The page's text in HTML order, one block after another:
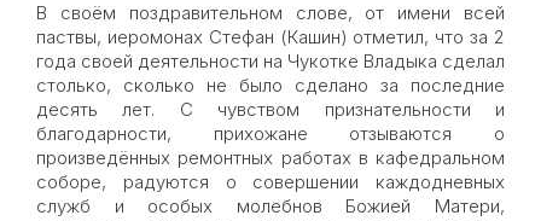
В своём поздравительном слове, от имени всей
паствы, иеромонах Стефан (Кашин) отметил, что за 2
года своей деятельности на Чукотке Владыка сделал
столько, сколько не было сделано за последние
десять лет. С чувством признательности и
благодарности, прихожане отзываются о
произведённых ремонтных работах в кафедральном
соборе, радуются о совершении каждодневных
служб и особых молебнов Божией Матери,